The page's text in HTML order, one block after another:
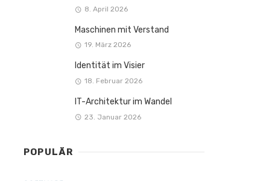
8. April 2026
Maschinen mit Verstand
19. März 2026
Identität im Visier
18. Februar 2026
IT-Architektur im Wandel
23. Januar 2026
POPULÄR